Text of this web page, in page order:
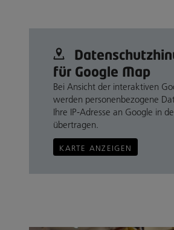
für Google Map
Bei Ansicht der interaktiven
werden personenbezogene
Ihre IP-Adresse an Google in
übertragen.
KARTE ANZEIGEN